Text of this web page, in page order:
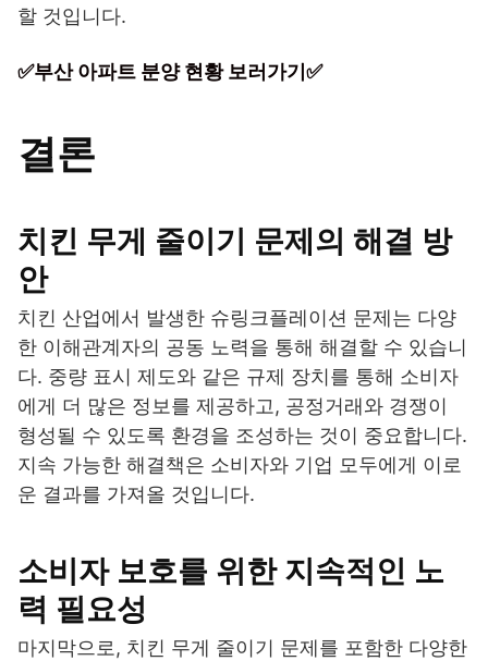
할 것입니다.
✅부산 아파트 분양 현황 보러가기✅
결론
치킨 무게 줄이기 문제의 해결 방
안
치킨 산업에서 발생한 슈링크플레이션 문제는 다양
한 이해관계자의 공동 노력을 통해 해결할 수 있습니
다. 중량 표시 제도와 같은 규제 장치를 통해 소비자
에게 더 많은 정보를 제공하고, 공정거래와 경쟁이
형성될 수 있도록 환경을 조성하는 것이 중요합니다.
지속 가능한 해결책은 소비자와 기업 모두에게 이로
운 결과를 가져올 것입니다.
소비자 보호를 위한 지속적인 노
력 필요성
마지막으로, 치킨 무게 줄이기 문제를 포함한 다양한